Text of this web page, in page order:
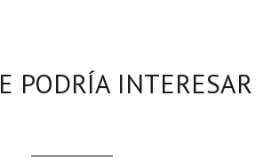
PODRÍA INTERESAR